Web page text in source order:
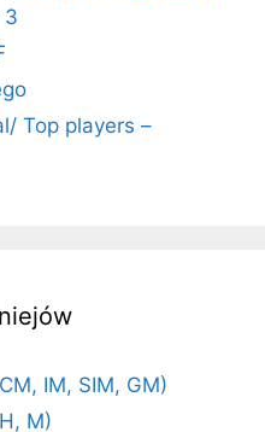
3
Top players –
IM, SIM, GM)
M)